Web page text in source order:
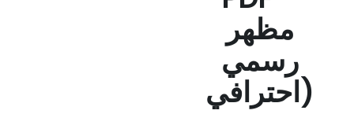
مظهر
رسمي
احترافي)